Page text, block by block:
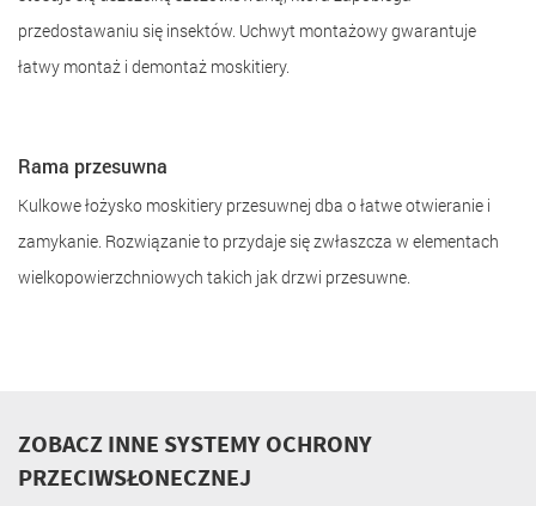
Moskitiera jest mocowana bezpośrednio na oknie, dodatkowo
optymalnie uszczelnia ramę okna. Moskitiera zwijana jest
jest możliwa.